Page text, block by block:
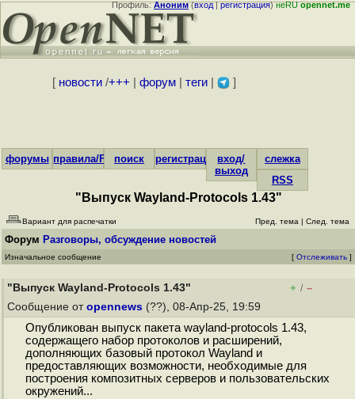
Профиль:Аноним(вход|регистрация)неRUopennet.me
[ новости/+++ форум| теги| ]
форумы правила/FAQпоиск регистрациявход/
выход
слежка
RSS
"Выпуск Wayland-Protocols 1.43"
Вариант для распечатки Пред. тема | След. тема
Форум Разговоры, обсуждение новостей
Изначальное сообщение [ Отслеживать ]
"Выпуск Wayland-Protocols 1.43" + / –
Сообщение от opennews (??), 08-Апр-25, 19:59
Опубликован выпуск пакета wayland-protocols 1.43,
содержащего набор протоколов и расширений,
дополняющих базовый протокол Wayland и
предоставляющих возможности, необходимые для
построения композитных серверов и пользовательских
окружений...